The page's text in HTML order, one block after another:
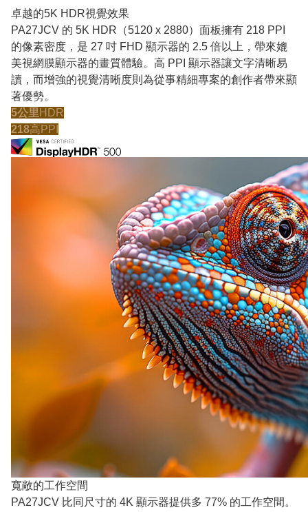
卓越的5K HDR視覺效果
PA27JCV 的 5K HDR（5120 x 2880）面板擁有 218 PPI
的像素密度，是 27 吋 FHD 顯示器的 2.5 倍以上，帶來媲
美視網膜顯示器的畫質體驗。高 PPI 顯示器讓文字清晰易
讀，而增強的視覺清晰度則為從事精細專案的創作者帶來顯
著優勢。
5公里 HDR
218高PPI
寬敞的工作空間
PA27JCV 比同尺寸的 4K 顯示器提供多 77% 的工作空間。